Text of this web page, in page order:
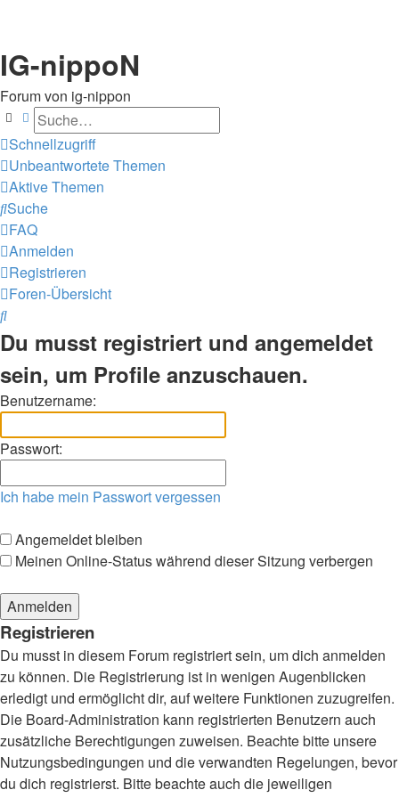
IG-nippoN
Forum von ig-nippon
SucheErweiterte Suche
Schnellzugriff
Unbeantwortete Themen
Aktive Themen
Suche
FAQ
Anmelden
Registrieren
Foren-Übersicht
Suche
Du musst registriert und angemeldet
sein, um Profile anzuschauen.
Benutzername:
Passwort:
Ich habe mein Passwort vergessen
Angemeldet bleiben
Meinen Online-Status während dieser Sitzung verbergen
Registrieren
Du musst in diesem Forum registriert sein, um dich anmelden
zu können. Die Registrierung ist in wenigen Augenblicken
erledigt und ermöglicht dir, auf weitere Funktionen zuzugreifen.
Die Board-Administration kann registrierten Benutzern auch
zusätzliche Berechtigungen zuweisen. Beachte bitte unsere
Nutzungsbedingungen und die verwandten Regelungen, bevor
du dich registrierst. Bitte beachte auch die jeweiligen